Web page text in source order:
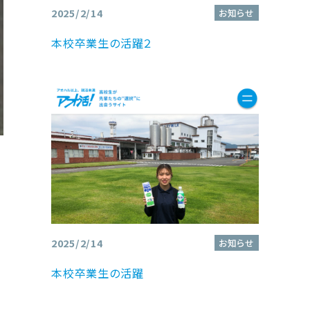
2025/2/14 お知らせ
本校卒業生の活躍２
2025/2/14 お知らせ
本校卒業生の活躍